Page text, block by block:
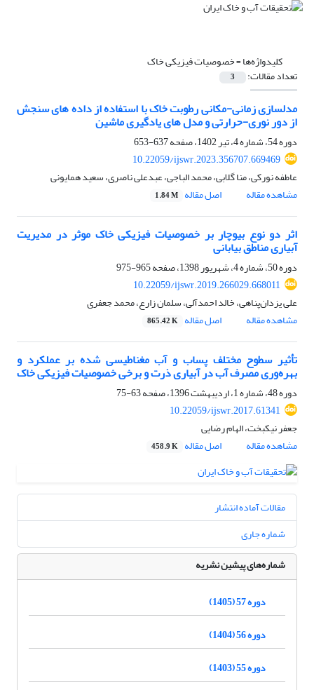
کلیدواژه‌ها =خصوصیات فیزیکی خاک
تعداد مقالات: 3
مدلسازی زمانی-مکانی رطوبت خاک با استفاده از داده های سنجش
از دور نوری-حرارتی و مدل های یادگیری ماشین
دوره 54، شماره 4، تیر 1402، صفحه
637-653
10.22059/ijswr.2023.356707.669469
عاطفه نورکی، منا گلابی، محمد الباجی، عبدعلی ناصری، سعید همایونی
مشاهده مقاله
اصل مقاله 1.84 M
اثر دو نوع بیوچار بر خصوصیات فیزیکی خاک موثر در مدیریت
آبیاری مناطق بیابانی
دوره 50، شماره 4، شهریور 1398، صفحه
965-975
10.22059/ijswr.2019.266029.668011
علی یزدان‌پناهی، خالد احمدآلی، سلمان زارع، محمد جعفری
مشاهده مقاله
اصل مقاله 865.42 K
تأثیر سطوح مختلف پساب و آب مغناطیسی شده بر عملکرد و
بهره‌وری مصرف آب در آبیاری ذرت و برخی خصوصیات فیزیکی خاک
دوره 48، شماره 1، اردیبهشت 1396، صفحه
63-75
10.22059/ijswr.2017.61341
جعفر نیکبخت، الهام رضایی
مشاهده مقاله
اصل مقاله 458.9 K
مقالات آماده انتشار
شماره جاری
شماره‌های پیشین نشریه
دوره 57 (1405)
دوره 56 (1404)
دوره 55 (1403)